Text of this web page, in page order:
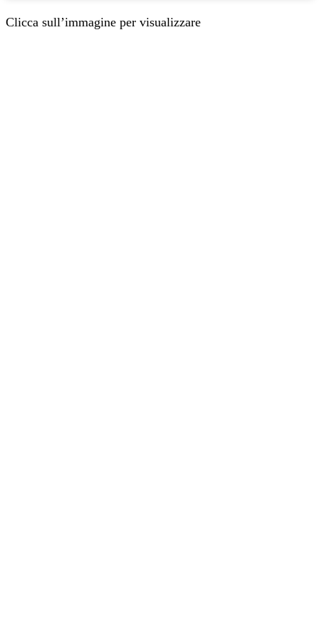
Clicca sull’immagine per visualizzare